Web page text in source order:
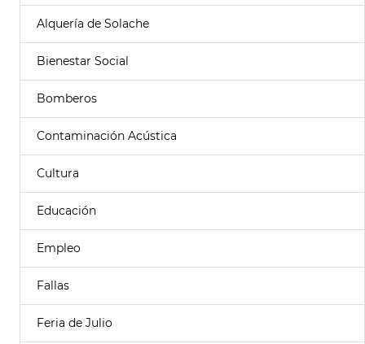
Alquería de Solache
Bienestar Social
Bomberos
Contaminación Acústica
Cultura
Educación
Empleo
Fallas
Feria de Julio